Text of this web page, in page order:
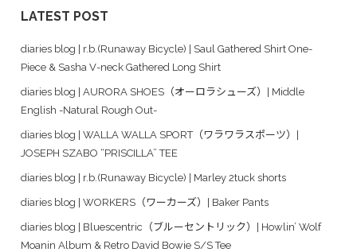
LATEST POST
diaries blog | r.b.(Runaway Bicycle) | Saul Gathered Shirt One-
Piece & Sasha V-neck Gathered Long Shirt
diaries blog | AURORA SHOES（オーロラシューズ）| Middle
English -Natural Rough Out-
diaries blog | WALLA WALLA SPORT（ワラワラスポーツ）|
JOSEPH SZABO “PRISCILLA” TEE
diaries blog | r.b.(Runaway Bicycle) | Marley 2tuck shorts
diaries blog | WORKERS（ワーカーズ）| Baker Pants
diaries blog | Bluescentric（ブルーセントリック）| Howlin’ Wolf
Moanin Album & Retro David Bowie S/S Tee